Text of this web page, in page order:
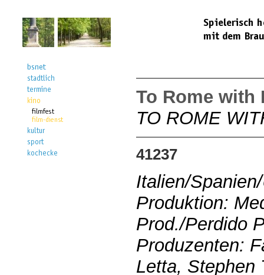
To Rome with
TO ROME
41237
Italien/
Produktion:
Prod./Perdido
Produzenten:
Letta, Stephen